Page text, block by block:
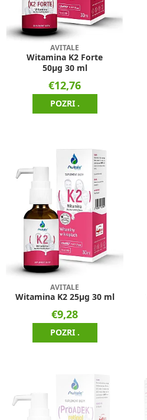
AVITALE
Witamina K2 Forte
50µg 30 ml
€12,76
POZRI .
AVITALE
Witamina K2 25µg 30 ml
€9,28
POZRI .